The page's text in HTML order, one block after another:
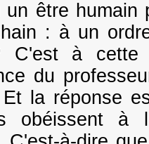
un être
: à un
C'est à cette
du
la réponse
obéissent à